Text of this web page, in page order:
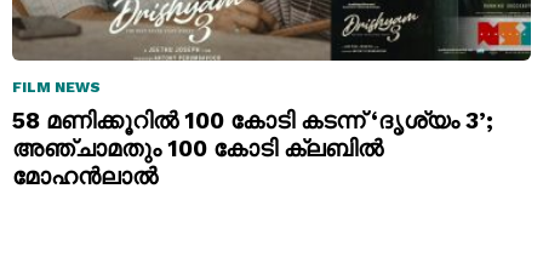
FILM NEWS
58 മണിക്കൂറിൽ 100 കോടി കടന്ന് ‘ദൃശ്യം 3’;
അഞ്ചാമതും 100 കോടി ക്ലബിൽ
മോഹൻലാൽ